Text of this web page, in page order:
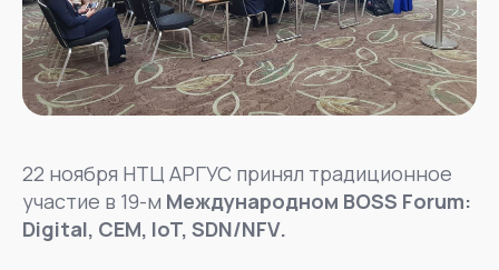
22 ноября НТЦ АРГУС принял традиционное
участие в 19-м Международном BOSS Forum:
Digital, CEM, IoT, SDN/NFV.